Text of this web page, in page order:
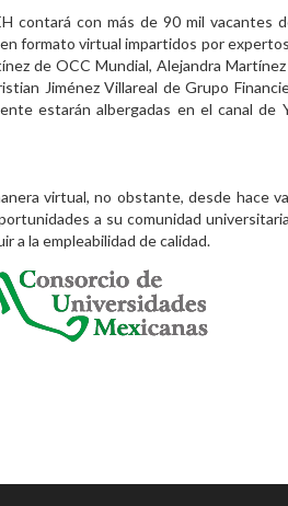
contará con más de 90 mil vacantes
formato virtual impartidos por
de OCC Mundial, Alejandra
Jiménez Villareal de Grupo
estarán albergadas en el canal de
virtual, no obstante, desde hace
a su comunidad
a la empleabilidad de calidad.